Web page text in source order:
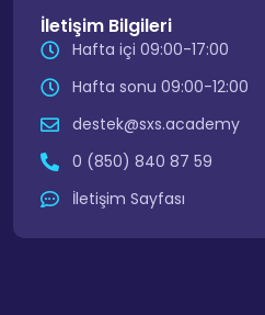
İletişim Bilgileri
Hafta içi 09:00-17:00
Hafta sonu 09:00-12:00
destek@sxs.academy
0 (850) 840 87 59
İletişim Sayfası